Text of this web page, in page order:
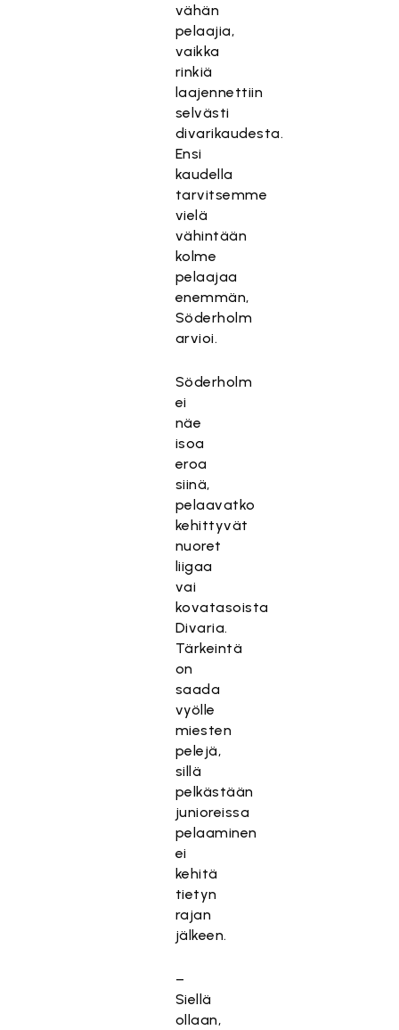
vähän
pelaajia,
vaikka
rinkiä
laajennettiin
selvästi
divarikaudesta.
Ensi
kaudella
tarvitsemme
vielä
vähintään
kolme
pelaajaa
enemmän,
Söderholm
arvioi.
Söderholm
ei
näe
isoa
eroa
siinä,
pelaavatko
kehittyvät
nuoret
liigaa
vai
kovatasoista
Divaria.
Tärkeintä
on
saada
vyölle
miesten
pelejä,
sillä
pelkästään
junioreissa
pelaaminen
ei
kehitä
tietyn
rajan
jälkeen.
–
Siellä
ollaan,